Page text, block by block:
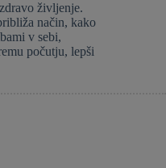
življenje.
način, kako
v sebi,
počutju, lepši